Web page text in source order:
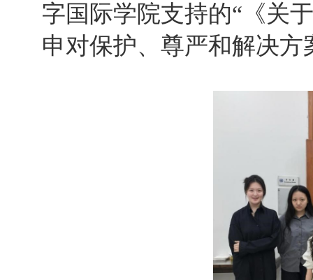
字国际学院支持的“《关
申对保护、尊严和解决